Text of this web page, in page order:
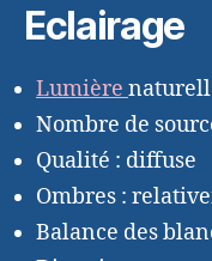
Eclairage
Lumière
Nombre de
Qualité : diffuse
Ombres :
Balance des